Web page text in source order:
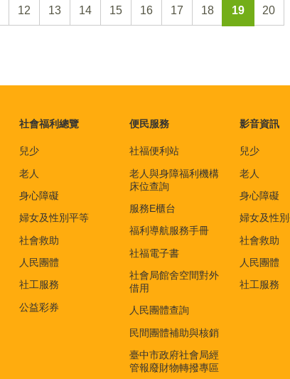
12 13 14 15 16 17 18 19 20
社會福利總覽
兒少
老人
身心障礙
婦女及性別平等
社會救助
人民團體
社工服務
公益彩券
便民服務
社福便利站
老人與身障福利機構
床位查詢
服務E櫃台
福利導航服務手冊
社福電子書
社會局館舍空間對外
借用
人民團體查詢
民間團體補助與核銷
臺中市政府社會局經
管報廢財物轉撥專區
影音資訊
兒少
老人
身心障礙
婦女及性
社會救助
人民團體
社工服務